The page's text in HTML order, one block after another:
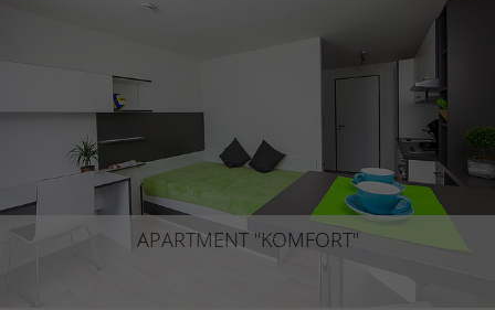
APARTMENT "KOMFORT"
APARTMENT "KOMFORT"
21 m²